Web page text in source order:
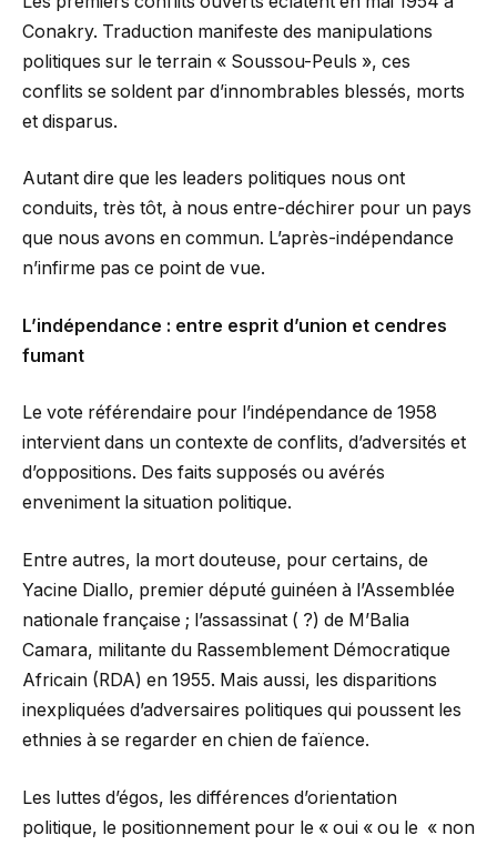
Conakry. Traduction manifeste des manipulations
politiques sur le terrain « Soussou-Peuls », ces
conflits se soldent par d’innombrables blessés, morts
et disparus.
Autant dire que les leaders politiques nous ont
conduits, très tôt, à nous entre-déchirer pour un pays
que nous avons en commun. L’après-indépendance
n’infirme pas ce point de vue.
L’indépendance : entre esprit d’union et cendres
fumant
Le vote référendaire pour l’indépendance de 1958
intervient dans un contexte de conflits, d’adversités et
d’oppositions. Des faits supposés ou avérés
enveniment la situation politique.
Entre autres, la mort douteuse, pour certains, de
Yacine Diallo, premier député guinéen à l’Assemblée
nationale française ; l’assassinat ( ?) de M’Balia
Camara, militante du Rassemblement Démocratique
Africain (RDA) en 1955. Mais aussi, les disparitions
inexpliquées d’adversaires politiques qui poussent les
ethnies à se regarder en chien de faïence.
Les luttes d’égos, les différences d’orientation
politique, le positionnement pour le « oui « ou le « non